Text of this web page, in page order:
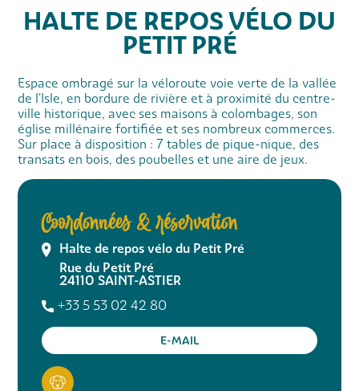
HALTE DE REPOS VÉLO DU
PETIT PRÉ
Espace ombragé sur la véloroute voie verte de la vallée
de l'Isle, en bordure de rivière et à proximité du centre-
ville historique, avec ses maisons à colombages, son
église millénaire fortifiée et ses nombreux commerces.
Sur place à disposition : 7 tables de pique-nique, des
transats en bois, des poubelles et une aire de jeux.
Coordonnées & réservation
Halte de repos vélo du Petit Pré
Rue du Petit Pré
24110SAINT-ASTIER
+33 5 53 02 42 80
E-MAIL